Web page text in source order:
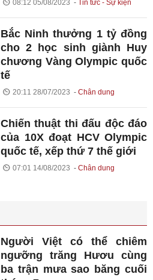
08:12 05/08/2023 Tin tức - Sự kiện
Bắc Ninh thưởng 1 tỷ đồng
cho 2 học sinh giành Huy
chương Vàng Olympic quốc
tế
20:11 28/07/2023 Chân dung
Chiến thuật thi đấu độc đáo
của 10X đoạt HCV Olympic
quốc tế, xếp thứ 7 thế giới
07:01 14/08/2023 Chân dung
Người Việt có thể chiêm
ngưỡng trăng Hươu cùng
ba trận mưa sao băng cuối